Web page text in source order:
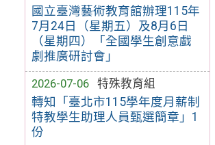
國立臺灣藝術教育館辦理115年
7月24日（星期五）及8月6日
（星期四）「全國學生創意戲
劇推廣研討會」
2026-07-06
特殊教育組
轉知「臺北市115學年度月薪制
特教學生助理人員甄選簡章」1
份